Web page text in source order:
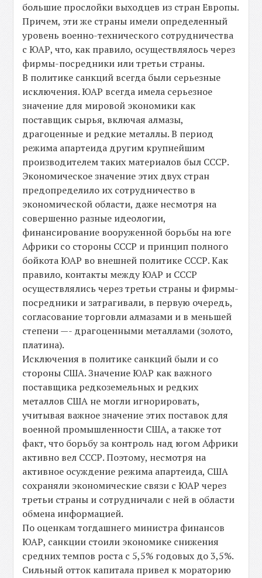
большие прослойки выходцев из стран Европы.
Причем, эти же страны имели определенный
уровень военно-технического сотрудничества
с ЮАР, что, как правило, осуществлялось через
фирмы-посредники или третьи страны.
В политике санкций всегда были серьезные
исключения. ЮАР всегда имела серьезное
значение для мировой экономики как
поставщик сырья, включая алмазы,
драгоценные и редкие металлы. В период
режима апартеида другим крупнейшим
производителем таких материалов был СССР.
Экономическое значение этих двух стран
предопределило их сотрудничество в
экономической области, даже несмотря на
совершенно разные идеологии,
финансирование вооруженной борьбы на юге
Африки со стороны СССР и принцип полного
бойкота ЮАР во внешней политике СССР. Как
правило, контакты между ЮАР и СССР
осуществлялись через третьи страны и фирмы-
посредники и затрагивали, в первую очередь,
согласование торговли алмазами и в меньшей
степени —- драгоценными металлами (золото,
платина).
Исключения в политике санкций были и со
стороны США. Значение ЮАР как важного
поставщика редкоземельных и редких
металлов США не могли игнорировать,
учитывая важное значение этих поставок для
военной промышленности США, а также тот
факт, что борьбу за контроль над югом Африки
активно вел СССР. Поэтому, несмотря на
активное осуждение режима апартеида, США
сохраняли экономические связи с ЮАР через
третьи страны и сотрудничали с ней в области
обмена информацией.
По оценкам тогдашнего министра финансов
ЮАР, санкции стоили экономике снижения
средних темпов роста с 5,5% годовых до 3,5%.
Сильный отток капитала привел к мораторию